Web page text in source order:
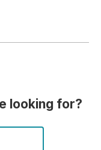
looking for?